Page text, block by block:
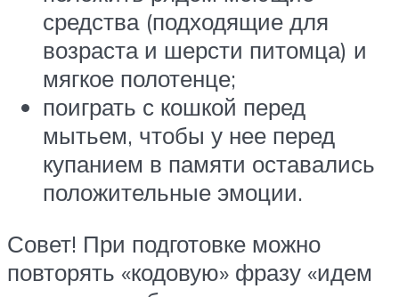
средства (подходящие для
возраста и шерсти питомца) и
мягкое полотенце;
поиграть с кошкой перед
мытьем, чтобы у нее перед
купанием в памяти оставались
положительные эмоции.
Совет! При подготовке можно
повторять «кодовую» фразу «идем